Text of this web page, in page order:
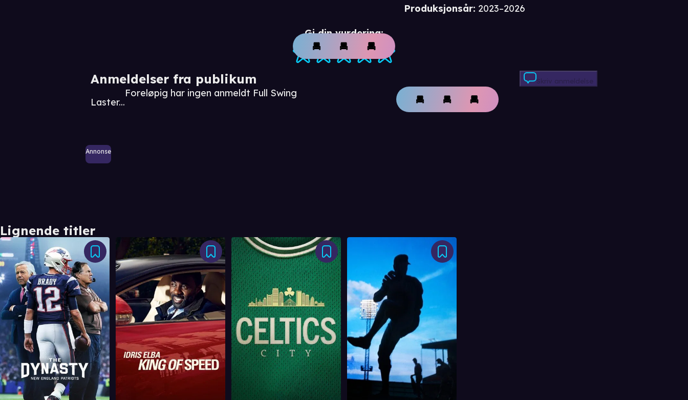
Gi din vurdering:
Anmeldelser fra publikum
Laster...
Foreløpig har ingen anmeldt Full Swing
Skriv anmeldelse
Annonse
Produksjonsår: 2023–2026
Lignende titler